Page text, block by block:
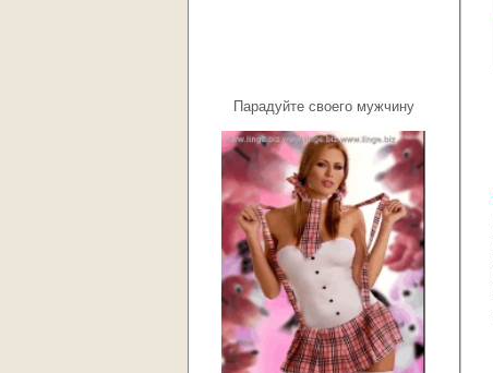
Парадуйте своего мужчину